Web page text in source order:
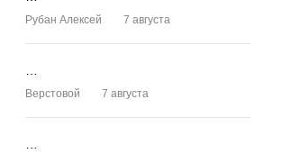
Рубан Алексей 7 августа
Верстовой 7 августа